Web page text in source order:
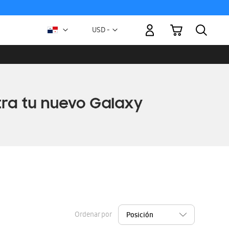
Moneda
USD -
Mi carrito
Ordenar por